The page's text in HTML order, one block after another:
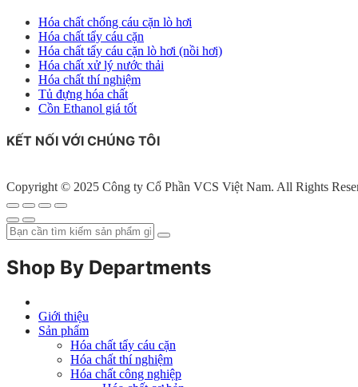
Hóa chất chống cáu cặn lò hơi
Hóa chất tẩy cáu cặn
Hóa chất tẩy cáu cặn lò hơi (nồi hơi)
Hóa chất xử lý nước thải
Hóa chất thí nghiệm
Tủ đựng hóa chất
Cồn Ethanol giá tốt
KẾT NỐI VỚI CHÚNG TÔI
Copyright © 2025 Công ty Cổ Phần VCS Việt Nam. All Rights
Shop By Departments
Giới thiệu
Sản phẩm
Hóa chất tẩy cáu cặn
Hóa chất thí nghiệm
Hóa chất công nghiệp